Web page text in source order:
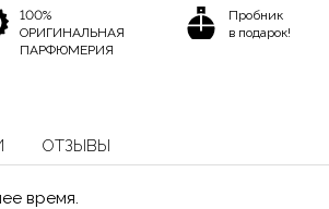
100%
ОРИГИНАЛЬНАЯ
ПАРФЮМЕРИЯ
Пробник
в подарок!
ОТЗЫВЫ
время.